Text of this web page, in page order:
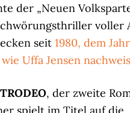
der „Neuen
voller
seit 1980, dem
wie Uffa Jensen
, der zweite